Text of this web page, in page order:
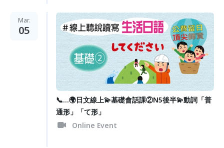
Mar.
05
📞...🌍日文線上💫基礎會話課②N5後半💫動詞「普
通形」「て形」
Online Event